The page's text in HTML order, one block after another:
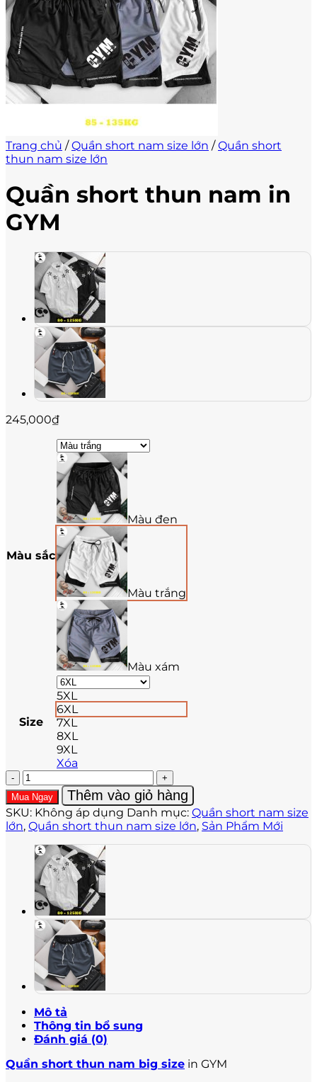
Trang chủ / Quần short nam size lớn / Quần short
thun nam size lớn
Quần short thun nam in
GYM
245,000₫
Màu sắc
Màu đen
Màu trắng
Màu xám
Size
5XL
6XL
7XL
8XL
9XL
Xóa
Quần
short
thun
nam
in
GYM
lượng
Mua Ngay Thêm vào giỏ hàng
SKU: Không áp dụng Danh mục: Quần short nam size
lớn, Quần short thun nam size lớn, Sản Phẩm Mới
Mô tả
Thông tin bổ sung
Đánh giá (0)
Quần short thun nam big size in GYM